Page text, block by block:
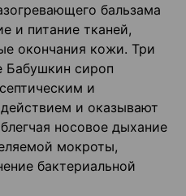
бальзама
и питание тканей,
окончания кожи. Три
Бабушкин сироп
и
и оказывают
носовое дыхание
мокроты,
бактериальной